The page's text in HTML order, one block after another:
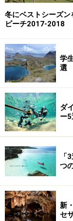
安い物価に後押
サーフィンなど
テルからプライ
イルでステイ先
合わせたツアー
【参考記事】
バリ島のザ・カ
冬にベストシーズン
ビーチ2017-2018
学
選
ダ
ー
「
つ
新
セ